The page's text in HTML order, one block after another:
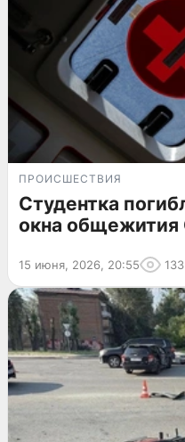
ПРОИСШЕСТВИЯ
Студентка
окна
15 июня, 2026, 20:55 133